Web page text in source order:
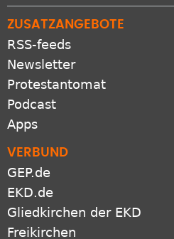
ZUSATZANGEBOTE
RSS-feeds
Newsletter
Protestantomat
Podcast
Apps
VERBUND
GEP.de
EKD.de
Gliedkirchen der EKD
Freikirchen